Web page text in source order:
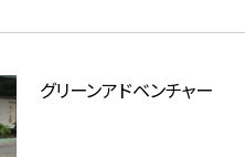
グリーンアドベンチャー